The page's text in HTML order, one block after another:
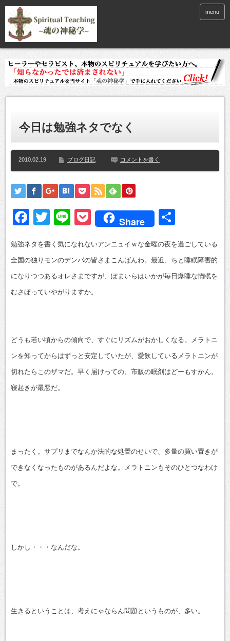
menu
今日は勉強ネタでなく
2010.02.19 ブログ日記 コメントを書く
Facebook
Twitter
LinePocket
Share
勉強ネタを書く気になれないアンニュイｗな金曜の夜を過ごしている
全国の独りモンのデンパの皆さまこんばんわ。最近、ちと睡眠障害的
になりつつあるオレさまですが、ぽまいらはいかが毎日爆睡な惰眠を
むさぼっていやがりますか。
どうも若い頃からの傾向で、すぐにリズムがおかしくなる。メラトニ
ンを知ってからはずっと安定していたが、愛飲しているメラトニンが
切れたらこのザマだ。早く届けっての。市販の眠剤はどーもすかん。
寝起きが最悪だ。
まったく。サプリまでなんか法的な処置のせいで、多量の買い置きが
できなくなったものがあるんだよな。メラトニンもそのひとつなわけ
で。
しかし・・・なんだな。
生きるということは、考えにゃならん問題というものが、多い。